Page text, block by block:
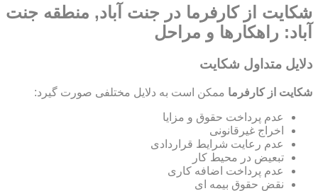
شکایت از کارفرما در جنت آباد, منطقه جنت
آباد: راهکارها و مراحل
دلایل متداول شکایت
شکایت از کارفرما ممکن است به دلایل مختلفی صورت گیرد:
عدم پرداخت حقوق و مزایا
اخراج غیرقانونی
عدم رعایت شرایط قراردادی
تبعیض در محیط کار
عدم پرداخت اضافه کاری
نقض حقوق بیمه ای